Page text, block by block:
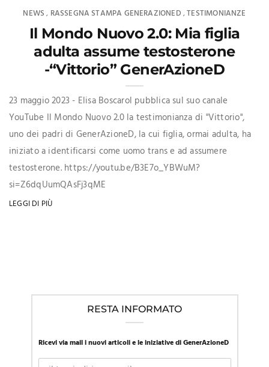
NEWS , RASSEGNA STAMPA GENERAZIONED ,TESTIMONIANZE
Il Mondo Nuovo 2.0: Mia figlia
adulta assume testosterone
-“Vittorio” GenerAzioneD
23 maggio 2023 - Elisa Boscarol pubblica sul suo canale
YouTube Il Mondo Nuovo 2.0 la testimonianza di "Vittorio",
uno dei padri di GenerAzioneD, la cui figlia, ormai adulta, ha
iniziato a identificarsi come uomo trans e ad assumere
testosterone. https://youtu.be/B3E7o_YBWuM?
si=Z6dqUumQAsFj3qME
LEGGI DI PIÙ
RESTA INFORMATO
Ricevi via mail i nuovi articoli e le iniziative di GenerAzioneD